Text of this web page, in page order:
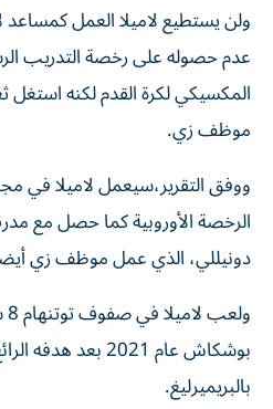
ولن يستطيع لاميلا العمل
عدم حصوله على رخصة التدريب
المكسيكي لكرة القدم لكنه استغل
موظف زي.
ووفق التقرير،سيعمل لاميلا في
الرخصة الأوروبية كما حصل مع
دونيللي، الذي عمل موظف زي
بوشكاش عام 2021
بالبريميرليغ.